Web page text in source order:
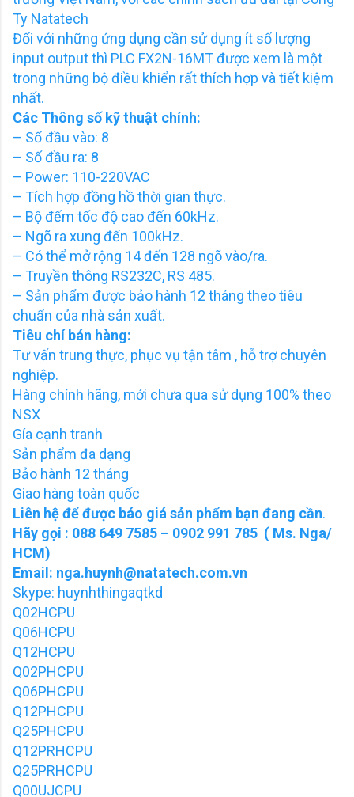
Ty Natatech
Đối với những ứng dụng cần sử dụng ít số lượng
input output thì PLC FX2N-16MT được xem là một
trong những bộ điều khiển rất thích hợp và tiết kiệm
nhất.
Các Thông số kỹ thuật chính:
– Số đầu vào: 8
– Số đầu ra: 8
– Power: 110-220VAC
– Tích hợp đồng hồ thời gian thực.
– Bộ đếm tốc độ cao đến 60kHz.
– Ngõ ra xung đến 100kHz.
– Có thể mở rộng 14 đến 128 ngõ vào/ra.
– Truyền thông RS232C, RS 485.
– Sản phẩm được bảo hành 12 tháng theo tiêu
chuẩn của nhà sản xuất.
Tiêu chí bán hàng:
Tư vấn trung thực, phục vụ tận tâm , hỗ trợ chuyên
nghiệp.
Hàng chính hãng, mới chưa qua sử dụng 100% theo
NSX
Gía cạnh tranh
Sản phẩm đa dạng
Bảo hành 12 tháng
Giao hàng toàn quốc
Liên hệ để được báo giá sản phẩm bạn đang cần.
Hãy gọi : 088 649 7585 – 0902 991 785 ( Ms. Nga/
HCM)
Email: nga.huynh@natatech.com.vn
Skype: huynhthingaqtkd
Q02HCPU
Q06HCPU
Q12HCPU
Q02PHCPU
Q06PHCPU
Q12PHCPU
Q25PHCPU
Q12PRHCPU
Q25PRHCPU
Q00UJCPU